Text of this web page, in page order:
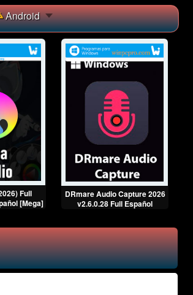
Android
Full
[Mega]
DRmare Audio Capture 2026
v2.6.0.28 Full Español